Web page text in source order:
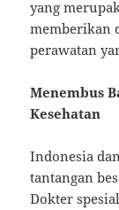
yang
memberikan
perawatan
Menembus
Kesehatan
Indonesia
tantangan
Dokter